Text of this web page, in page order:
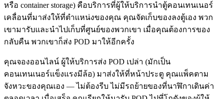
หรือ container storage) คือบริการที่ผู้ให้บริการนำตู้คอนเทนเนอร์
เคลื่อนที่มาส่งให้ที่ตำแหน่งของคุณ คุณจัดเก็บของลงตู้เอง พวก
เขามารับและนำไปเก็บที่ศูนย์ของพวกเขา เมื่อคุณต้องการของ
กลับคืน พวกเขาก็ส่ง POD มาให้อีกครั้ง
คุณจองออนไลน์ ผู้ให้บริการส่ง POD เปล่า (มักเป็น
คอนเทนเนอร์แข็งแรงมีล้อ) มาส่งให้ที่หน้าประตู คุณแพ็คตาม
จังหวะของคุณเอง — ไม่ต้องรีบ ไม่มีรถย้ายของที่นาฬิกาเดินค่า